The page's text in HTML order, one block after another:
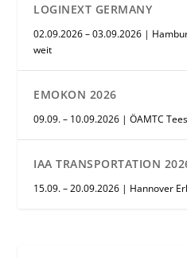
LOGINEXT GERMANY
02.09.2026 – 03.09.2026 |
weit
EMOKON 2026
09.09. – 10.09.2026 | ÖAMTC
IAA TRANSPORTATION
15.09. – 20.09.2026 | Hannover